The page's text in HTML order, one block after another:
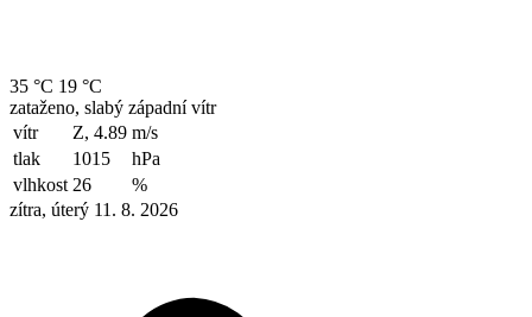
35 °C 19 °C
zataženo, slabý západní vítr
vítr
Z, 4.89 m/s
tlak
1015
hPa
vlhkost 26
%
zítra, úterý 11. 8. 2026